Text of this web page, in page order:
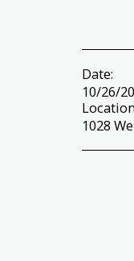
Date:
10/26/
1028